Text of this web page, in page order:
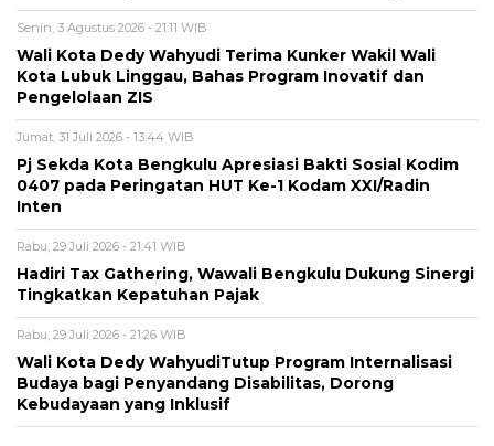
Senin, 3 Agustus 2026 - 21:11 WIB
Wali Kota Dedy Wahyudi Terima Kunker Wakil Wali
Kota Lubuk Linggau, Bahas Program Inovatif dan
Pengelolaan ZIS
Jumat, 31 Juli 2026 - 13:44 WIB
Pj Sekda Kota Bengkulu Apresiasi Bakti Sosial Kodim
0407 pada Peringatan HUT Ke-1 Kodam XXI/Radin
Inten
Rabu, 29 Juli 2026 - 21:41 WIB
Hadiri Tax Gathering, Wawali Bengkulu Dukung Sinergi
Tingkatkan Kepatuhan Pajak
Rabu, 29 Juli 2026 - 21:26 WIB
Wali Kota Dedy WahyudiTutup Program Internalisasi
Budaya bagi Penyandang Disabilitas, Dorong
Kebudayaan yang Inklusif